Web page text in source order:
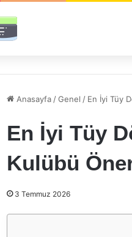
Anasayfa /Genel / En İyi Tüy
En İyi Tüy
Kulübü
3 Temmuz 2026